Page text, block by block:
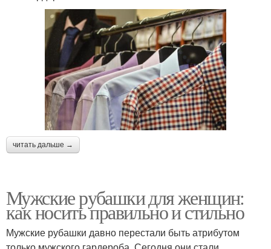
читать дальше →
Мужские рубашки для женщин:
как носить правильно и стильно
Мужские рубашки давно перестали быть атрибутом